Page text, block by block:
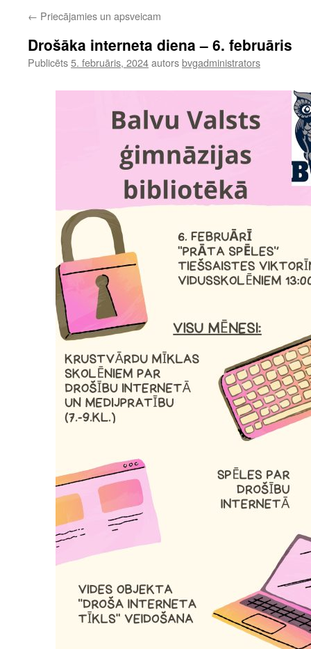
← Priecājamies un apsveicam
Drošāka interneta diena – 6. februāris
Publicēts5. februāris, 2024autorsbvgadministrators